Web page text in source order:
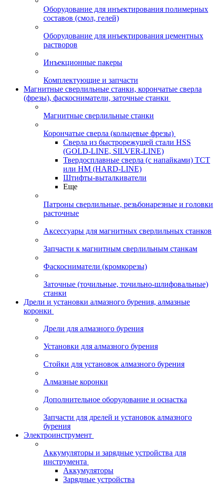
Оборудование для инъектирования полимерных
составов (смол, гелей)
Оборудование для инъектирования цементных
растворов
Инъекционные пакеры
Комплектующие и запчасти
Магнитные сверлильные станки, корончатые сверла
(фрезы), фаскосниматели, заточные станки
Магнитные сверлильные станки
Корончатые сверла (кольцевые фрезы)
Сверла из быстрорежущей стали HSS
(GOLD-LINE, SILVER-LINE)
Твердосплавные сверла (с напайками) ТСТ
или HM (HARD-LINE)
Штифты-выталкиватели
Еще
Патроны сверлильные, резьбонарезные и головки
расточные
Аксессуары для магнитных сверлильных станков
Запчасти к магнитным сверлильным станкам
Фаскосниматели (кромкорезы)
Заточные (точильные, точильно-шлифовальные)
станки
Дрели и установки алмазного бурения, алмазные
коронки
Дрели для алмазного бурения
Установки для алмазного бурения
Стойки для установок алмазного бурения
Алмазные коронки
Дополнительное оборудование и оснастка
Запчасти для дрелей и установок алмазного
бурения
Электроинструмент
Аккумуляторы и зарядные устройства для
инструмента
Аккумуляторы
Зарядные устройства